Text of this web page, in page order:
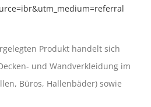
Produkt handelt sich
und Wandverkleidung im
Büros, Hallenbäder) sowie